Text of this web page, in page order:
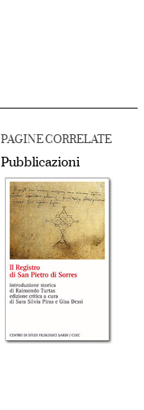
PAGINE CORRELATE
Pubblicazioni